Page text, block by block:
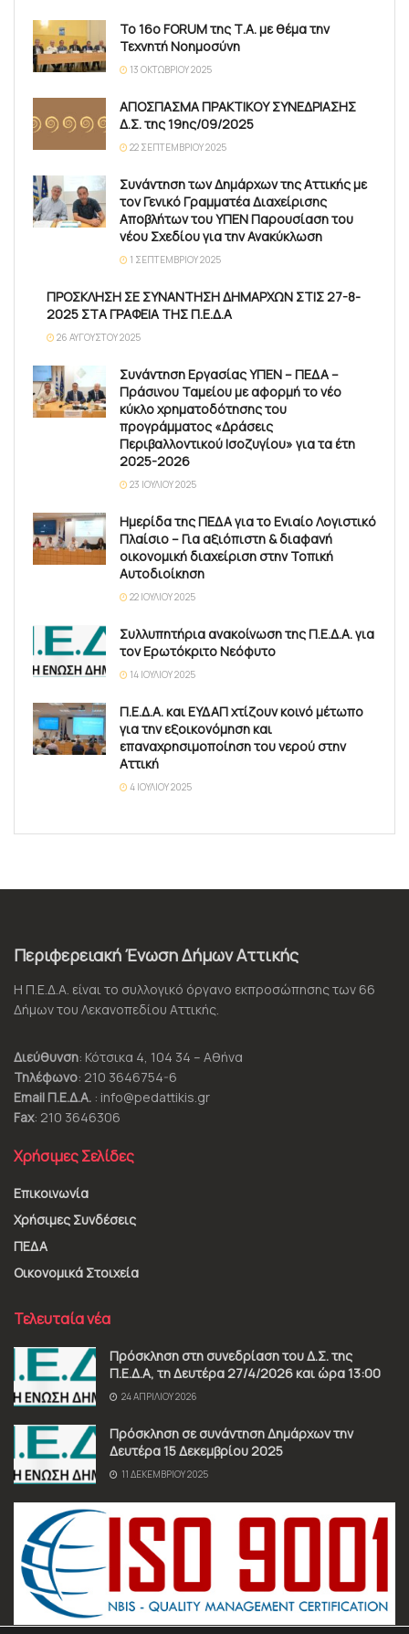
Το 16ο FORUM της Τ.Α. με θέμα την
Τεχνητή Νοημοσύνη
13 ΟΚΤΩΒΡΊΟΥ 2025
ΑΠΟΣΠΑΣΜΑ ΠΡΑΚΤΙΚΟΥ ΣΥΝΕΔΡΙΑΣΗΣ
Δ.Σ. της 19ης/09/2025
22 ΣΕΠΤΕΜΒΡΊΟΥ 2025
Συνάντηση των Δημάρχων της Αττικής με
τον Γενικό Γραμματέα Διαχείρισης
Αποβλήτων του ΥΠΕΝ Παρουσίαση του
νέου Σχεδίου για την Ανακύκλωση
1 ΣΕΠΤΕΜΒΡΊΟΥ 2025
ΠΡΟΣΚΛΗΣΗ ΣΕ ΣΥΝΑΝΤΗΣΗ ΔΗΜΑΡΧΩΝ ΣΤΙΣ 27-8-
2025 ΣΤΑ ΓΡΑΦΕΙΑ ΤΗΣ Π.Ε.Δ.Α
26 ΑΥΓΟΎΣΤΟΥ 2025
Συνάντηση Εργασίας ΥΠΕΝ – ΠΕΔΑ –
Πράσινου Ταμείου με αφορμή το νέο
κύκλο χρηματοδότησης του
προγράμματος «Δράσεις
Περιβαλλοντικού Ισοζυγίου» για τα έτη
2025-2026
23 ΙΟΥΛΊΟΥ 2025
Ημερίδα της ΠΕΔΑ για το Ενιαίο Λογιστικό
Πλαίσιο – Για αξιόπιστη & διαφανή
οικονομική διαχείριση στην Τοπική
Αυτοδιοίκηση
22 ΙΟΥΛΊΟΥ 2025
Συλλυπητήρια ανακοίνωση της Π.Ε.Δ.Α. για
τον Ερωτόκριτο Νεόφυτο
14 ΙΟΥΛΊΟΥ 2025
Π.Ε.Δ.Α. και ΕΥΔΑΠ χτίζουν κοινό μέτωπο
για την εξοικονόμηση και
επαναχρησιμοποίηση του νερού στην
Αττική
4 ΙΟΥΛΊΟΥ 2025
Περιφερειακή Ένωση Δήμων Αττικής
Η Π.Ε.Δ.Α. είναι το συλλογικό όργανο εκπροσώπησης των 66
Δήμων του Λεκανοπεδίου Αττικής.
Διεύθυνση: Κότσικα 4, 104 34 – Αθήνα
Τηλέφωνο: 210 3646754-6
Email Π.Ε.Δ.Α. : info@pedattikis.gr
Fax: 210 3646306
Χρήσιμες Σελίδες
Επικοινωνία
Χρήσιμες Συνδέσεις
ΠΕΔΑ
Οικονομικά Στοιχεία
Τελευταία νέα
Πρόσκληση στη συνεδρίαση του Δ.Σ. της
Π.Ε.Δ.Α, τη Δευτέρα 27/4/2026 και ώρα 13:00
24 ΑΠΡΙΛΊΟΥ 2026
Πρόσκληση σε συνάντηση Δημάρχων την
Δευτέρα 15 Δεκεμβρίου 2025
11 ΔΕΚΕΜΒΡΊΟΥ 2025